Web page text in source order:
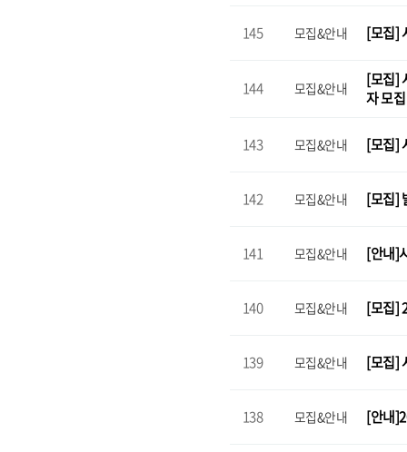
145 모집&안내 [모집]
144 모집&안내
[모집]
자 모집
143 모집&안내 [모집]
142 모집&안내 [모집]
141 모집&안내 [안내]
140 모집&안내 [모집]
139 모집&안내 [모집]
138 모집&안내 [안내